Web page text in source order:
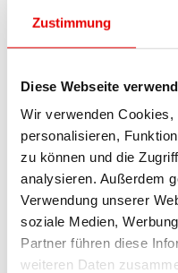
Zustimmung
Diese Webseite
Wir verwenden
personalisieren,
zu können und die
analysieren. Außerdem
Verwendung unserer
soziale Medien,
Partner führen diese
weiteren Daten
E-